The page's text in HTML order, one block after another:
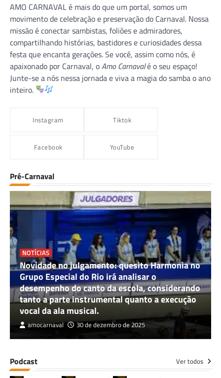
AMO CARNAVAL é mais do que um portal, somos um
movimento de celebração e preservação do Carnaval. Nossa
missão é conectar sambistas, foliões e admiradores,
compartilhando histórias, bastidores e curiosidades dessa
festa que encanta gerações. Se você, assim como nós, é
apaixonado por Carnaval, oAmo Carnavalé o seu espaço!
Junte-se a nós nessa jornada e viva a magia do samba o ano
inteiro.
Instagram Tiktok
Facebook YouTube
Pré-Carnaval
NOTÍCIAS
Novidade no julgamento: quesito Harmonia no
Grupo Especial do Rio irá analisar o
desempenho do canto da escola, considerando
tanto a parte instrumental quanto a execução
vocal da ala musical.
amocarnaval 30 de dezembro de 2025
Podcast Ver todos